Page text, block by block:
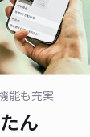
能も充実
ん